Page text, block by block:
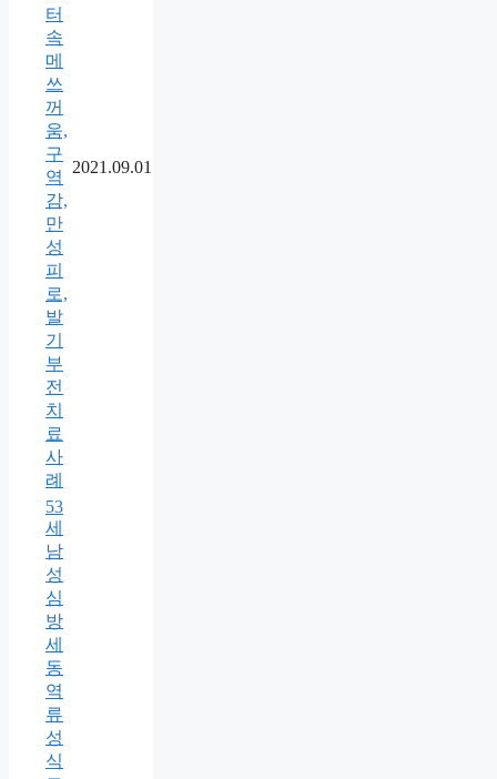
터
속
메
쓰
꺼
움,
구
역
감,
만
성
피
로,
발
기
부
전
치
료
사
례
2021.09.01
53
세
남
성
심
방
세
동
역
류
성
식